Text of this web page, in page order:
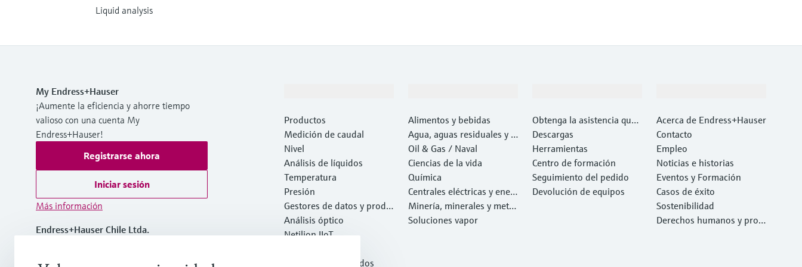
Liquid analysis
My Endress+Hauser
¡Aumente la eficiencia y ahorre tiempo
valioso con una cuenta My
Endress+Hauser!
Registrarse ahora
Iniciar sesión
Más información
Endress+Hauser Chile Ltda.
Productos
Medición de caudal
Nivel
Análisis de líquidos
Temperatura
Presión
Gestores de datos y produ
ctos de sistema
Análisis óptico
Netilion IIoT
Productos destacados
Alimentos y bebidas
Agua, aguas residuales y r
esiduos
Oil & Gas / Naval
Ciencias de la vida
Química
Centrales eléctricas y ener
gía
Minería, minerales y metal
es
Soluciones vapor
Obtenga la asistencia que
necesita con rapidez
Descargas
Herramientas
Centro de formación
Seguimiento del pedido
Devolución de equipos
Acerca de Endress+Hauser
Contacto
Empleo
Noticias e historias
Eventos y Formación
Casos de éxito
Sostenibilidad
Derechos humanos y prote